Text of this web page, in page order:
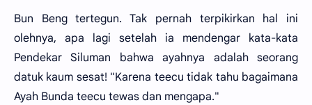
Bun Beng tertegun. Tak pernah terpikirkan hal ini
olehnya, apa lagi setelah ia mendengar kata-kata
Pendekar Siluman bahwa ayahnya adalah seorang
datuk kaum sesat! "Karena teecu tidak tahu bagaimana
Ayah Bunda teecu tewas dan mengapa."